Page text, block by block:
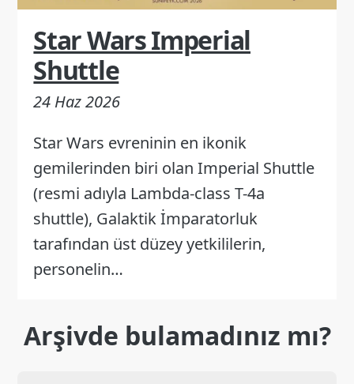
Star Wars Imperial
Shuttle
24 Haz 2026
Star Wars evreninin en ikonik
gemilerinden biri olan Imperial Shuttle
(resmi adıyla Lambda-class T-4a
shuttle), Galaktik İmparatorluk
tarafından üst düzey yetkililerin,
personelin…
Arşivde bulamadınız mı?